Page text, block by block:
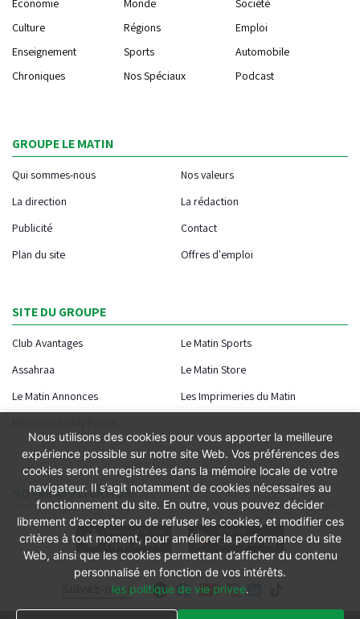
Suivez-nous
Economie
Monde
Société
Culture
Régions
Emploi
Enseignement
Sports
Automobile
Chroniques
Nos Spéciaux Podcast
GROUPE LE MATIN
Qui sommes-nous
Nos valeurs
La direction
La rédaction
Publicité
Contact
Plan du site
Offres d'emploi
SITE DU GROUPE
Club Avantages
Le Matin Sports
Assahraa
Le Matin Store
Le Matin Annonces
Les Imprimeries du Matin
NOTRE APPLICATION
Nous utilisons des cookies pour vous apporter la meilleure
expérience possible sur notre site Web. Vos préférences des
cookies seront enregistrées dans la mémoire locale de votre
navigateur. Il s’agit notamment de cookies nécessaires au
fonctionnement du site. En outre, vous pouvez décider
librement d’accepter ou de refuser les cookies, et modifier ces
critères à tout moment, pour améliorer la performance du site
Web, ainsi que les cookies permettant d’afficher du contenu
personnalisé en fonction de vos intérêts.
les politique de vie privee.